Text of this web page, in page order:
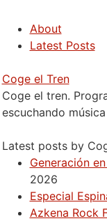
About
Latest Posts
Coge el Tren
Coge el tren.
escuchando
Latest posts by
Generación
2026
Especial
Azkena Rock